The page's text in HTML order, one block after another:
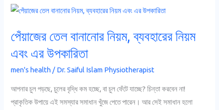
পেঁয়াজের তেল বানানোর নিয়ম, ব্যবহারের নিয়ম
এবং এর উপকারিতা
men's health / Dr. Saiful Islam Physiotherapist
আপনার চুল পড়ছে, চুলের বৃদ্ধি কম হচ্ছে, বা চুল ফেঁটে যাচ্ছে? চিন্তা করবেন না!
প্রাকৃতিক উপায়ে এই সমস্যার সমাধান খুঁজে পেতে পারেন। আর সেই সমাধান হলো
পেঁয়াজের
বানানোর
নিয়ম,
নিয়ম
এবং
এর